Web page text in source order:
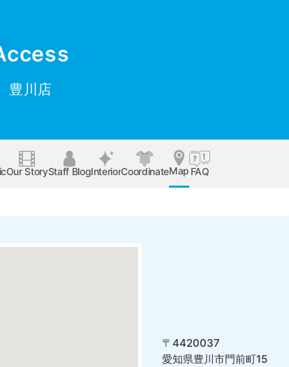
豊川店
Our StoryStaff BlogInteriorCoordinateMap FAQ
〒4420037
愛知県豊川市門前町15